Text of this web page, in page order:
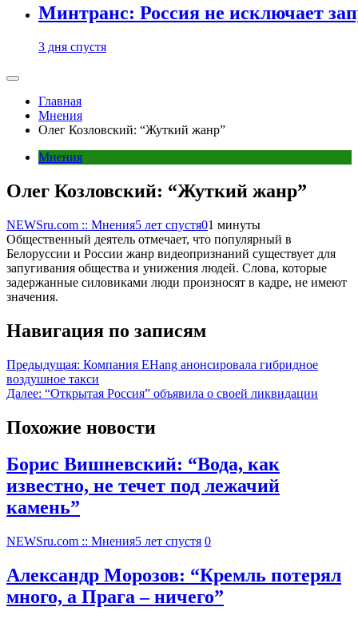
Минтранс: Россия не исключает
3 дня спустя
Главная
Мнения
Олег Козловский: “Жуткий жанр”
Мнения
Олег Козловский: “Жуткий жанр”
NEWSru.com :: Мнения5 лет спустя01 минуты
Общественный деятель отмечает, что популярный в
Белоруссии и России жанр видеопризнаний существует для
запугивания общества и унижения людей. Слова, которые
задержанные силовиками люди произносят в кадре, не имеют
значения.
Навигация по записям
Предыдущая: Компания EHang анонсировала гибридное
воздушное такси
Далее: “Открытая Россия” объявила о своей ликвидации
Похожие новости
Борис Вишневский: “Вода, как
известно, не течет под лежачий
камень”
NEWSru.com :: Мнения5 лет спустя 0
Александр Морозов: “Кремль потерял
много, а Прага – ничего”